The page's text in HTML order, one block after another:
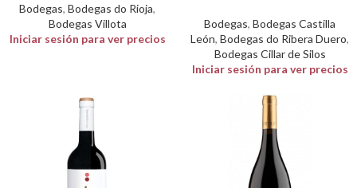
Bodegas, Bodegas do Rioja,
Bodegas Villota
Iniciar sesión para ver precios
Bodegas, Bodegas Castilla
León, Bodegas do Ribera Duero,
Bodegas Cillar de Silos
Iniciar sesión para ver precios